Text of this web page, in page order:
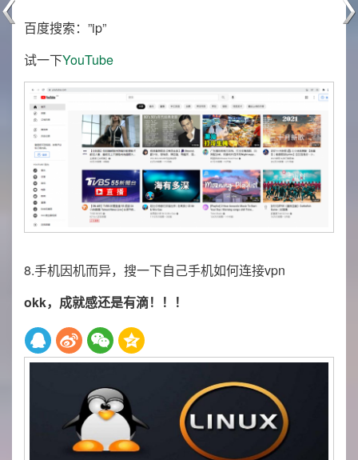
百度搜索：”ip”
试一下YouTube
8.手机因机而异，搜一下自己手机如何连接vpn
okk，成就感还是有滴！！！